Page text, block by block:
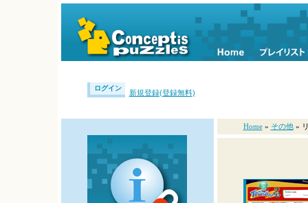
ログイン
新規登録(登録無料)
Home » その他 »